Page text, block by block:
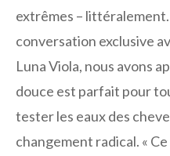
extrêmes –
conversation exclusive
Luna Viola, nous avons
douce est parfait pour
tester les eaux des
changement radical. «